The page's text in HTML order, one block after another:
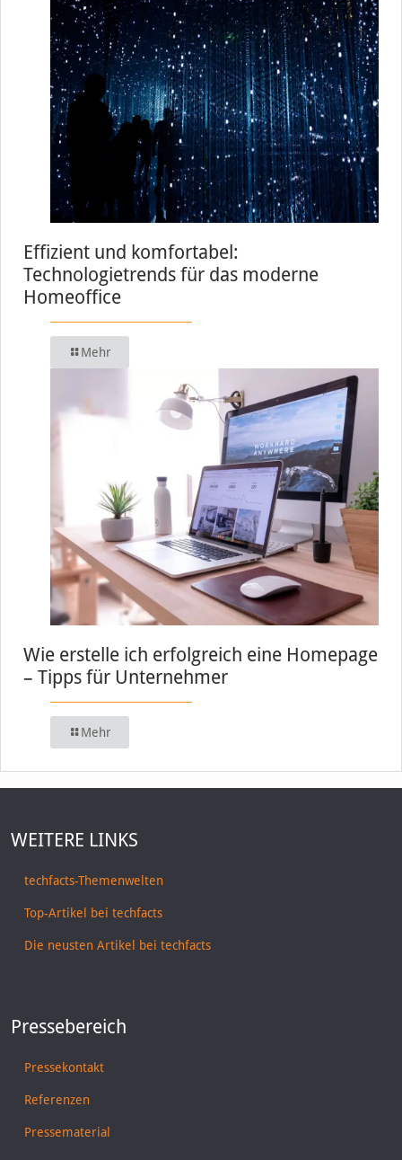
Effizient und komfortabel:
Technologietrends für das moderne
Homeoffice
Mehr
Wie erstelle ich erfolgreich eine Homepage
– Tipps für Unternehmer
Mehr
WEITERE LINKS
techfacts-Themenwelten
Top-Artikel bei techfacts
Die neusten Artikel bei techfacts
Pressebereich
Pressekontakt
Referenzen
Pressematerial